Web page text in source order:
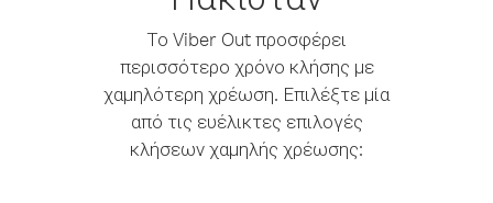
Το Viber Out προσφέρει
περισσότερο χρόνο κλήσης με
χαμηλότερη χρέωση. Επιλέξτε μία
από τις ευέλικτες επιλογές
κλήσεων χαμηλής χρέωσης: